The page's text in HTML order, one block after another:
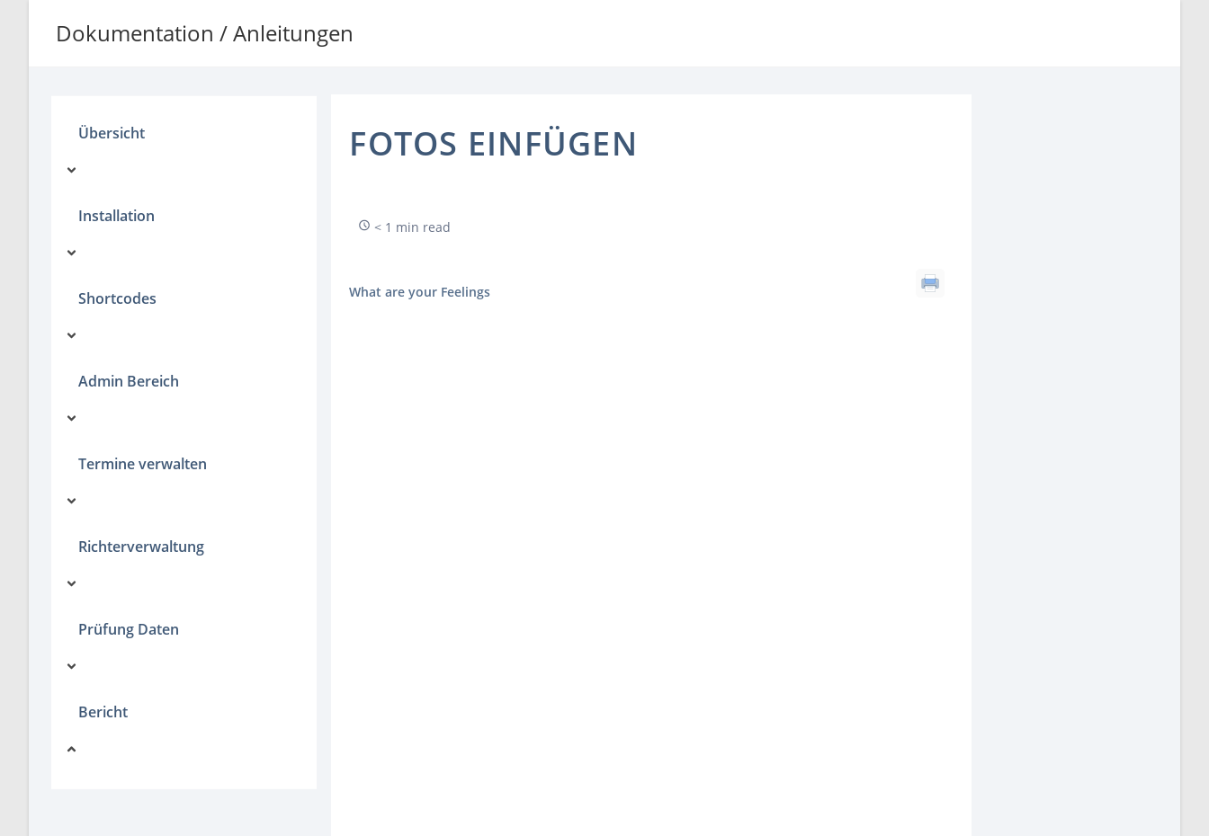
Dokumentation / Anleitungen
Übersicht
Installation
Shortcodes
Admin Bereich
Termine verwalten
Richterverwaltung
Prüfung Daten
Bericht
FOTOS EINFÜGEN
< 1 min read
What are your Feelings